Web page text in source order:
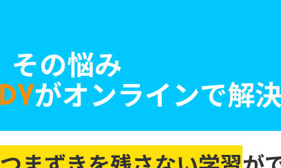
その悩み
がオンラインで解